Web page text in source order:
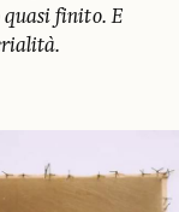
quasi finito. E